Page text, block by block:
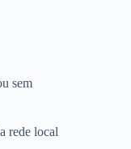
sem
rede local